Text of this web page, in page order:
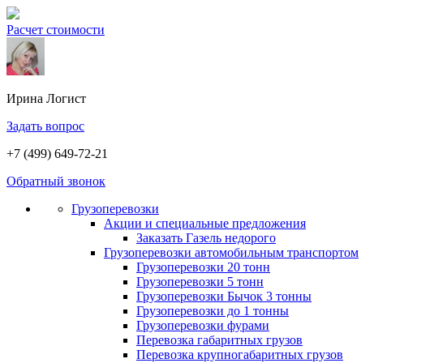
Расчет стоимости
Ирина Логист
Задать вопрос
+7 (499) 649-72-21
Обратный звонок
Грузоперевозки
Акции и специальные предложения
Заказать Газель недорого
Грузоперевозки автомобильным транспортом
Грузоперевозки 20 тонн
Грузоперевозки 5 тонн
Грузоперевозки Бычок 3 тонны
Грузоперевозки до 1 тонны
Грузоперевозки фурами
Перевозка габаритных грузов
Перевозка крупногабаритных грузов